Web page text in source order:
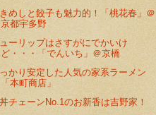
めしと餃子も魅力的！「桃花春」＠
京都宇多野
ーリップはさすがにでかいけ
ど・・・「でんいち」＠京橋
かり安定した人気の家系ラーメン
「本町商店」
チェーンNo.1のお新香は吉野家！